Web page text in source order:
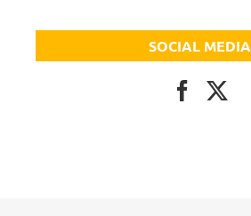
SOCIAL MEDIA